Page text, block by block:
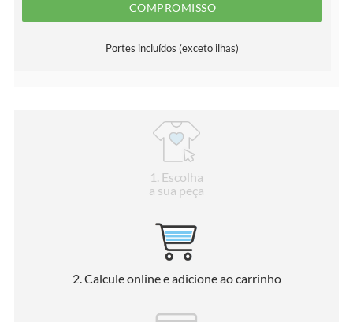
COMPROMISSO
Portes incluídos (exceto ilhas)
1 . Escolha
a sua peça
2. Calcule online e adicione ao carrinho